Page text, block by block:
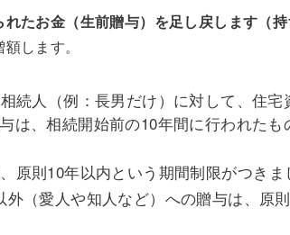
たお金（生前贈与）を足し戻します（持
します。
相続人（例：長男だけ）に対して、住
は、相続開始前の10年間に行われた
原則10年以内という期間制限がつきま
外（愛人や知人など）への贈与は、原